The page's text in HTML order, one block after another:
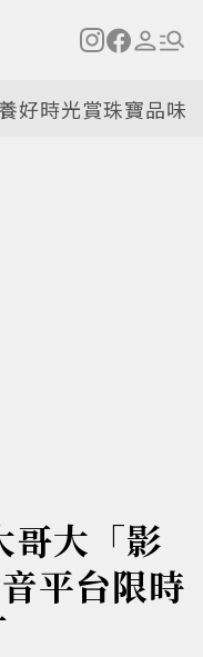
好時光賞珠寶品味
哥大「影
平台限時